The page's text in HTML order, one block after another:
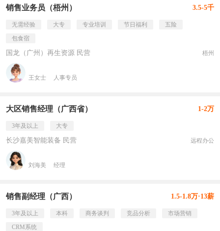
销售业务员（梧州） 3.5-5千
无需经验 大专 专业培训 节日福利
五险
包食宿
国龙（广州）再生资源 民营 梧州
王女士 人事专员
大区销售经理（广西省） 1-2万
3年及以上 大专
长沙嘉美智能装备 民营 远程办公
刘海美 经理
销售副经理（广西） 1.5-1.8万·13薪
3年及以上 本科 商务谈判 竞品分析
市场营销
CRM系统